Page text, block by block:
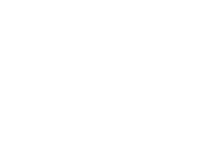
sein aber man kommt